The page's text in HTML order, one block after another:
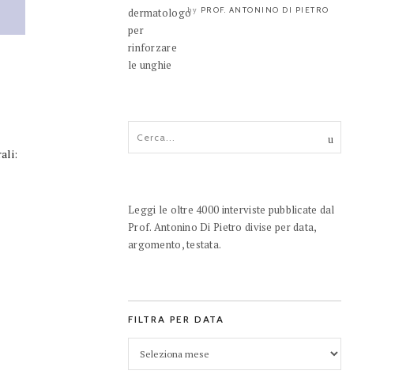
by PROF. ANTONINO DI PIETRO
Leggi le oltre 4000 interviste pubblicate dal
Prof. Antonino Di Pietro divise per data,
argomento, testata.
FILTRA PER DATA